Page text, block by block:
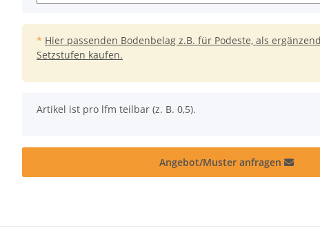
* Hier passenden Bodenbelag z.B. für Podeste, als
Setzstufen kaufen.
x
Artikel ist pro lfm teilbar (z. B. 0,5).
Angebot/Muster anfragen